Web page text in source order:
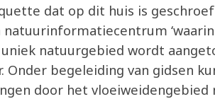
dat op dit huis is
natuurinformatiecentrum
natuurgebied wordt
Onder begeleiding van gidsen
door het vloeiweidengebied